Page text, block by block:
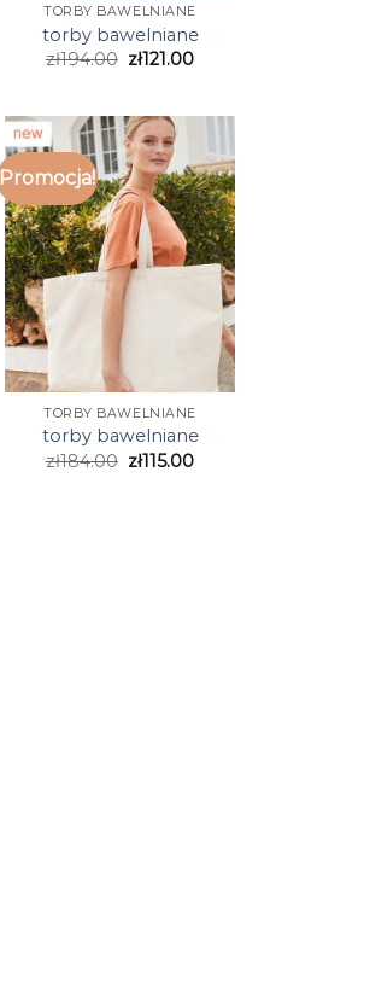
TORBY BAWELNIANE
torby bawelniane
zł194.00 zł121.00
Promocja!
TORBY BAWELNIANE
torby bawelniane
zł184.00 zł115.00